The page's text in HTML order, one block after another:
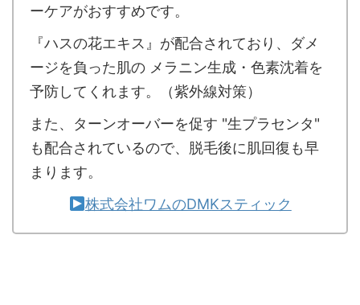
ーケアがおすすめです。
『ハスの花エキス』が配合されており、ダメ
ージを負った肌の メラニン生成・色素沈着を
予防してくれます。（紫外線対策）
また、ターンオーバーを促す "生プラセンタ"
も配合されているので、脱毛後に肌回復も早
まります。
株式会社ワムのDMKスティック